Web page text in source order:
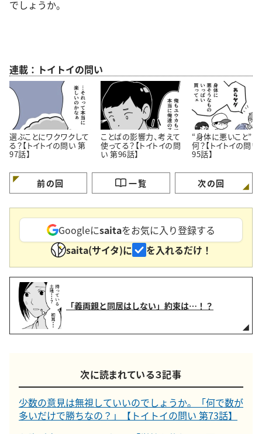
でしょうか。
連載：トイトイの問い
選ぶことにワクワクして
る？【トイトイの問い 第
97話】
ことばの影響力、考えて
使ってる？【トイトイの問
い 第96話】
“身体に悪いこと”っ
何？【トイトイの問い
95話】
前の回 一覧 次の回
Googleにsaitaをお気に入り登録する
saita(サイタ)に
を入れるだけ！
「義両親と同居はしない」約束は…！？
次に読まれている３記事
少数の意見は無視していいのでしょうか。「何で数が
多いだけで勝ちなの？」【トイトイの問い 第73話】